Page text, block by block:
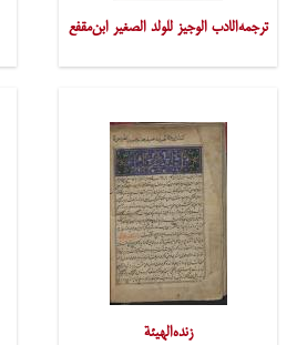
ترجمه‌الادب الوجیز للولد الصغیر ابن‌مقفع
زنده‌الهیئة